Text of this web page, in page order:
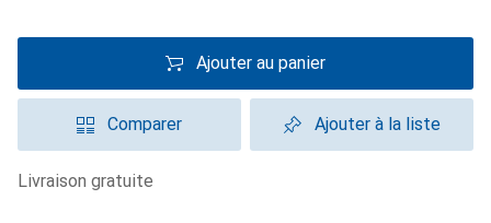
Ajouter au panier
Comparer Ajouter à la liste
livraison gratuite